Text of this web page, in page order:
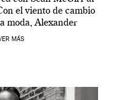
el viento de cambio
moda, Alexander
una […]
MÁS